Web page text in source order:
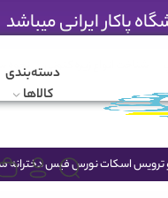
پاکار ایرانی میباشد
شناخت انواع زیره کتونی نحوه
دسته‌بندی
کالاها
ترویس اسکات نورس فیس